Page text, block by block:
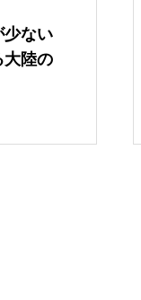
少ない
大陸の